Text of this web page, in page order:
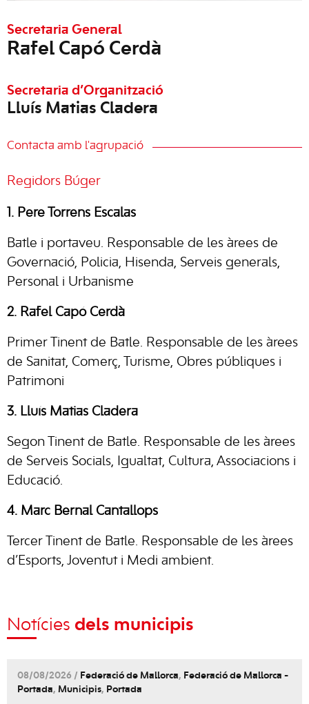
Secretaria General
Rafel Capó Cerdà
Secretaria d’Organització
Lluís Matias Cladera
Contacta amb l'agrupació
Regidors Búger
1. Pere Torrens Escalas
Batle i portaveu. Responsable de les àrees de
Governació, Policia, Hisenda, Serveis generals,
Personal i Urbanisme
2. Rafel Capó Cerdà
Primer Tinent de Batle. Responsable de les àrees
de Sanitat, Comerç, Turisme, Obres públiques i
Patrimoni
3. Lluís Matias Cladera
Segon Tinent de Batle. Responsable de les àrees
de Serveis Socials, Igualtat, Cultura, Associacions i
Educació.
4. Marc Bernal Cantallops
Tercer Tinent de Batle. Responsable de les àrees
d’Esports, Joventut i Medi ambient.
Notícies dels municipis
08/08/2026 / Federació de Mallorca, Federació de Mallorca -
Portada, Municipis, Portada